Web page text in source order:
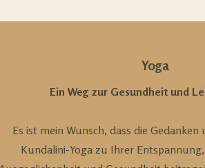
Yoga
Ein Weg zur Gesundheit und
Es ist mein Wunsch, dass die
Kundalini-Yoga zu Ihrer